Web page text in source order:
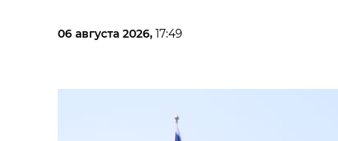
06 августа 2026, 17:49